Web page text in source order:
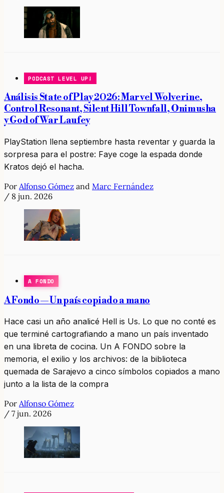
PODCAST LEVEL UP!
Análisis State of Play 2026: Marvel Wolverine,
Control Resonant, Silent Hill Townfall, Onimusha
y God of War Laufey
PlayStation llena septiembre hasta reventar y guarda la
sorpresa para el postre: Faye coge la espada donde
Kratos dejó el hacha.
Por Alfonso Gómez and Marc Fernández
/ 8 jun. 2026
A FONDO
A Fondo — Un país copiado a mano
Hace casi un año analicé Hell is Us. Lo que no conté es
que terminé cartografiando a mano un país inventado
en una libreta de cocina. Un A FONDO sobre la
memoria, el exilio y los archivos: de la biblioteca
quemada de Sarajevo a cinco símbolos copiados a mano
junto a la lista de la compra
Por Alfonso Gómez
/ 7 jun. 2026